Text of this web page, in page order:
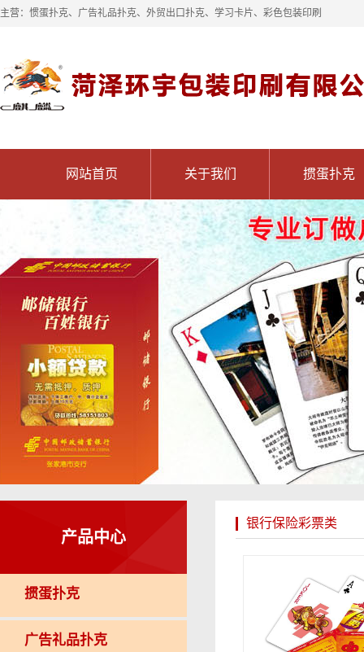
主营：惯蛋扑克、广告礼品扑克、外贸出口扑克、学习卡片、彩色包装印刷
网站首页 关于我们 掼蛋扑克
产品中心
掼蛋扑克
广告礼品扑克
银行保险彩票类